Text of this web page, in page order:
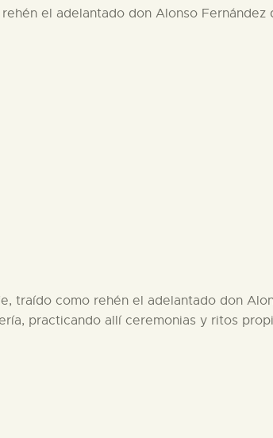
el adelantado don Alonso Fernández
traído como rehén el adelantado don
practicando allí ceremonias y ritos